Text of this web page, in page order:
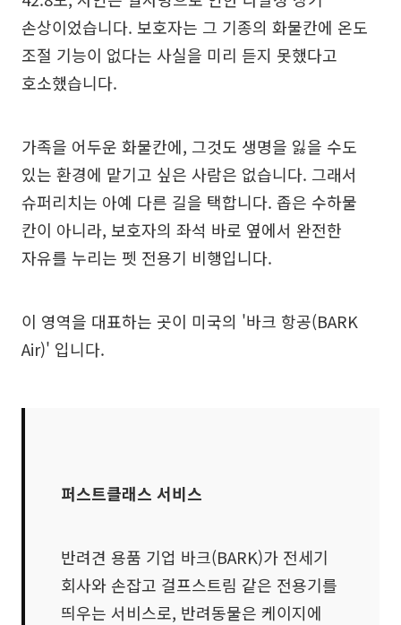
손상이었습니다. 보호자는 그 기종의 화물칸에 온도
조절 기능이 없다는 사실을 미리 듣지 못했다고
호소했습니다.
가족을 어두운 화물칸에, 그것도 생명을 잃을 수도
있는 환경에 맡기고 싶은 사람은 없습니다. 그래서
슈퍼리치는 아예 다른 길을 택합니다. 좁은 수하물
칸이 아니라, 보호자의 좌석 바로 옆에서 완전한
자유를 누리는 펫 전용기 비행입니다.
이 영역을 대표하는 곳이 미국의 '바크 항공(BARK
Air)' 입니다.
퍼스트클래스 서비스
반려견 용품 기업 바크(BARK)가 전세기
회사와 손잡고 걸프스트림 같은 전용기를
띄우는 서비스로, 반려동물은 케이지에